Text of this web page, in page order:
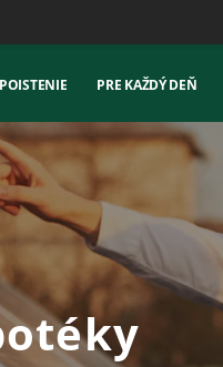
POISTENIE PRE KAŽDÝ DEŇ